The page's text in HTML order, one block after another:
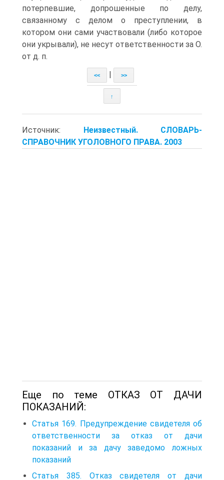
потерпевшие, допрошенные по делу,
связанному с делом о преступлении, в
котором они сами участвовали (либо которое
они укрывали), не несут ответственности за О.
от д. п.
<< >>
↑
Источник: Неизвестный. СЛОВАРЬ-
СПРАВОЧНИК УГОЛОВНОГО ПРАВА. 2003
Еще по теме ОТКАЗ ОТ ДАЧИ
ПОКАЗАНИЙ:
Статья 169. Предупреждение свидетеля об
ответственности за отказ от дачи
показаний и за дачу заведомо ложных
показаний
Статья 385. Отказ свидетеля от дачи